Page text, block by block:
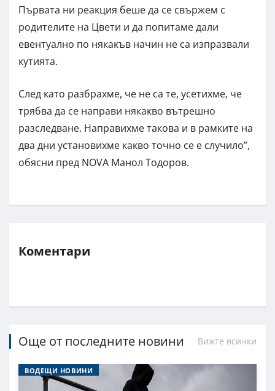
Първата ни реакция беше да се свържем с
родителите на Цвети и да попитаме дали
евентуално по някакъв начин не са изпразвали
кутията.
След като разбрахме, че не са те, усетихме, че
трябва да се направи някакво вътрешно
разследване. Направихме такова и в рамките на
два дни установихме какво точно се е случило”,
обясни пред NOVA Манол Тодоров.
Коментари
Още от последните новини Вижте всички
ВОДЕЩИ НОВИНИ